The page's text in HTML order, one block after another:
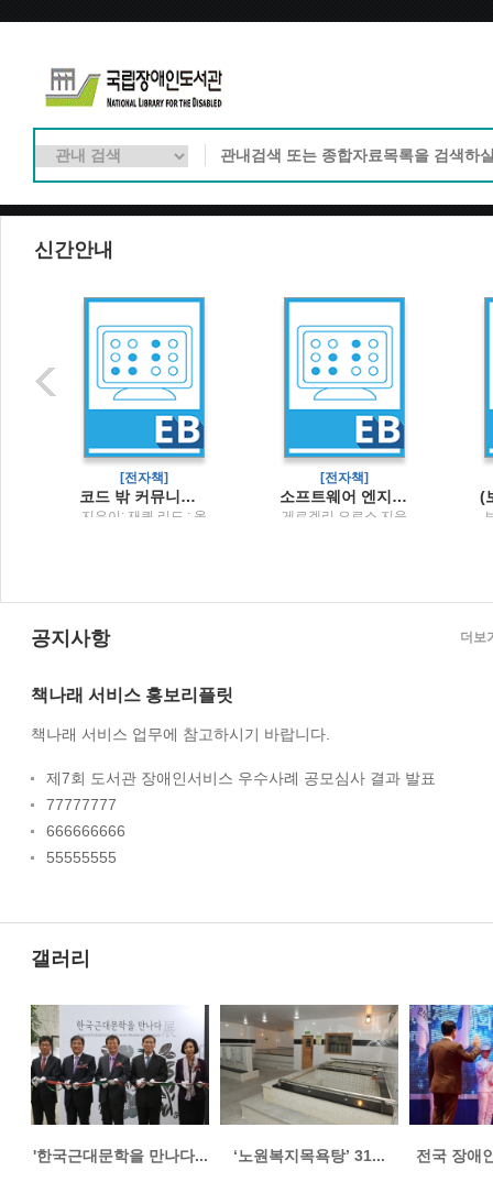
신간안내
[전자책]
코드 밖 커뮤니케이션팀원 온보딩부터 UML 활용법, 글쓰기 스킬, 원격 근무 노하우까지
지은이: 재퀴 리드 ; 옮
[전자책]
소프트웨어 엔지니어 가이드북주니어부터 리더까지, 소프트웨어 엔지니어라면 꼭 알아야 할 커리어 관리의 비법
게르겔리 오로스 지음
공지사항
책나래 서비스 홍보리플릿
책나래 서비스 업무에 참고하시기 바랍니다.
제7회 도서관 장애인서비스 우수사례 공모심사 결과 발표
77777777
666666666
55555555
더보
갤러리
'한국근대문학을 만나다... ‘노원복지목욕탕’ 31... 전국 장애